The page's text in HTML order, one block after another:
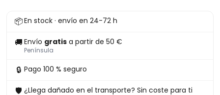
📦En stock · envío en 24-72 h
🚚 Envío gratis a partir de 50 €
Península
🔒 Pago 100 % seguro
🛡 ¿Llega dañado en el transporte? Sin coste para ti
Pop
Commander
Wolffe
850
Wars